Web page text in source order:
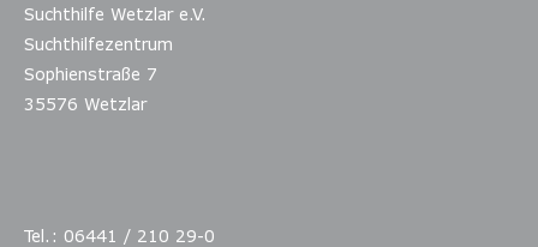
Suchthilfe Wetzlar e.V.
Suchthilfezentrum
Sophienstraße 7
35576 Wetzlar
Tel.: 06441 / 210 29-0